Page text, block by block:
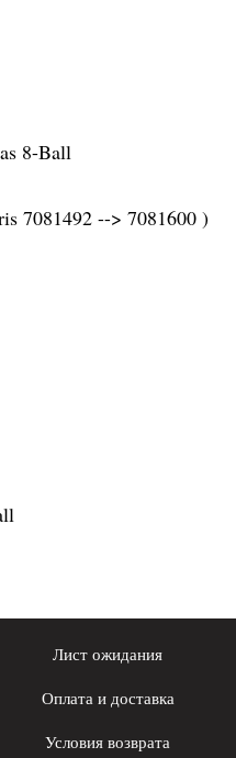
8-Ball
7081492 --> 7081600 )
Лист ожидания
Оплата и доставка
Условия возврата